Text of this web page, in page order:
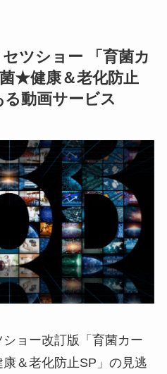
ツショー 「育菌カ
★健康＆老化防止
動画サービス
ョー改訂版「育菌カー
＆老化防止SP」の見逃